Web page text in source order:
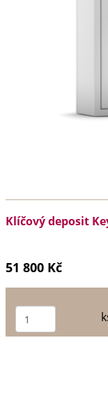
Klíčový deposit
51 800 Kč